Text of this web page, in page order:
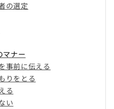
の選定
マナー
事前に伝える
りをとる
る
い